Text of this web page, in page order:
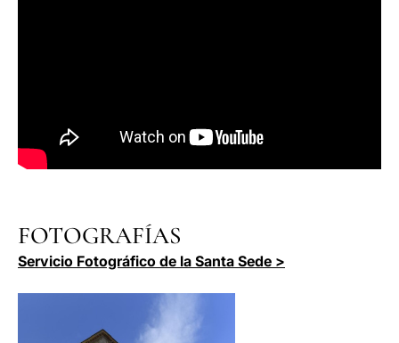
FOTOGRAFÍAS
Servicio Fotográfico de la Santa Sede >